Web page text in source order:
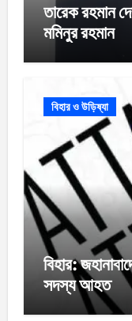
তারেক রহমান
মমিনুর রহমান
বিহার ও উড়িষ্যা
বিহার:
সদস্য আহত